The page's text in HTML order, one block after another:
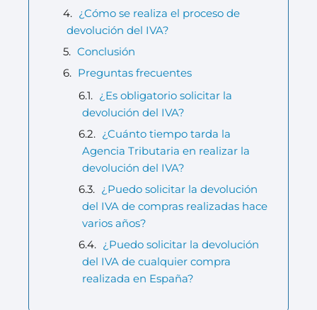
¿Cómo se realiza el proceso de
devolución del IVA?
Conclusión
Preguntas frecuentes
¿Es obligatorio solicitar la
devolución del IVA?
¿Cuánto tiempo tarda la
Agencia Tributaria en realizar la
devolución del IVA?
¿Puedo solicitar la devolución
del IVA de compras realizadas hace
varios años?
¿Puedo solicitar la devolución
del IVA de cualquier compra
realizada en España?